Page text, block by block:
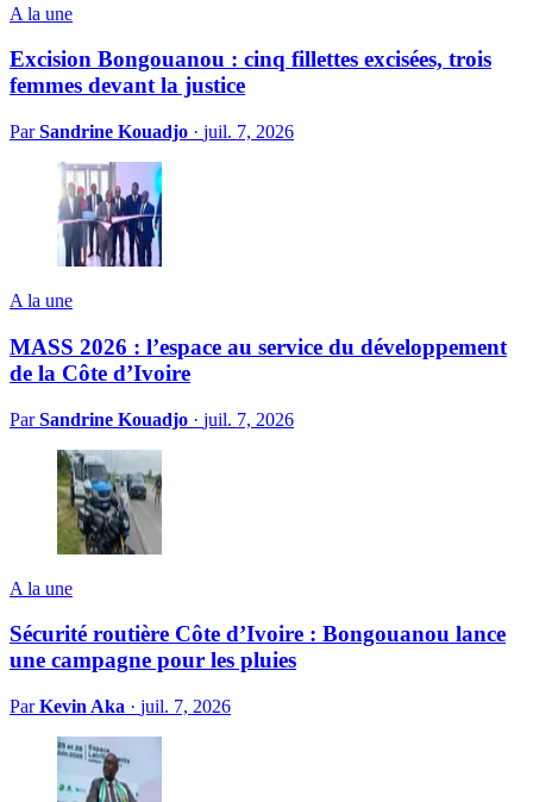
A la une
Excision Bongouanou : cinq fillettes excisées, trois
femmes devant la justice
ParSandrine Kouadjo · juil. 7, 2026
A la une
MASS 2026 : l’espace au service du développement
de la Côte d’Ivoire
ParSandrine Kouadjo · juil. 7, 2026
A la une
Sécurité routière Côte d’Ivoire : Bongouanou lance
une campagne pour les pluies
ParKevin Aka · juil. 7, 2026